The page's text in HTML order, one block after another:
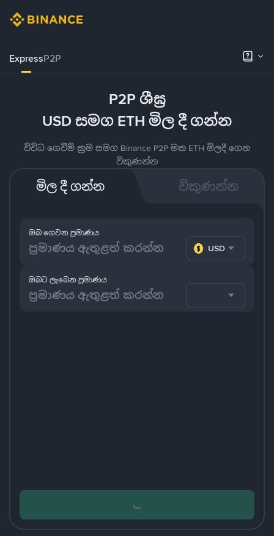
ExpressP2P
P2P ශීඝ්‍ර
USD සමග ETH මිල දී ගන්න
විවිධ ගෙවීම් ක්‍රම සමග Binance P2P මත ETH මිලදී ගෙන
විකුණන්න
මිල දී ගන්න විකුණන්න
ඔබ ගෙවන ප්‍රමාණය
USD
ඔබට ලැබෙන ප්‍රමාණය